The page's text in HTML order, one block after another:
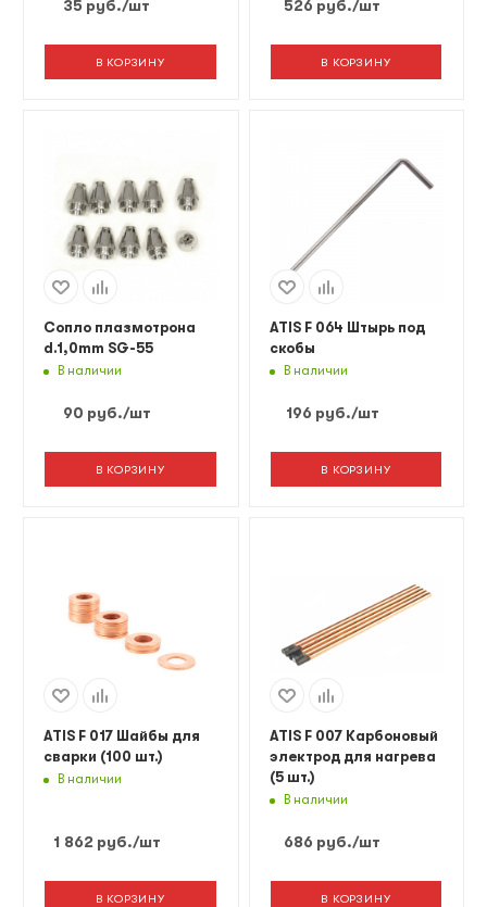
35 руб./шт
В КОРЗИНУ
526 руб./шт
В КОРЗИНУ
Сопло плазмотрона
d.1,0mm SG-55
В наличии
90 руб./шт
В КОРЗИНУ
ATIS F 064 Штырь под
скобы
В наличии
196 руб./шт
В КОРЗИНУ
ATIS F 017 Шайбы для
сварки (100 шт.)
В наличии
1 862 руб./шт
В КОРЗИНУ
ATIS F 007 Карбоновый
электрод для нагрева
(5 шт.)
В наличии
686 руб./шт
В КОРЗИНУ